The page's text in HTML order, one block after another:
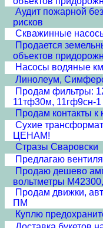
Аудит пожарной
рисков
Скважинные
Продается
объектов
Насосы водяные
Линолеум,
Продам фильтры:
11тф30м, 11гф9сн-1
Продам контакты к
Сухие
ЦЕНАМ!
Стразы Сваровски
Предлагаю
Продаю дешево
вольтметры
Продам движки,
ПМ
Куплю